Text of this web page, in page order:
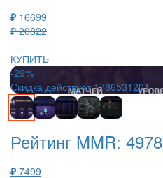
₽ 16699
₽ 20822
КУПИТЬ
-29%
Скидка действует 1786531201
Рейтинг MMR: 4978
₽ 7499